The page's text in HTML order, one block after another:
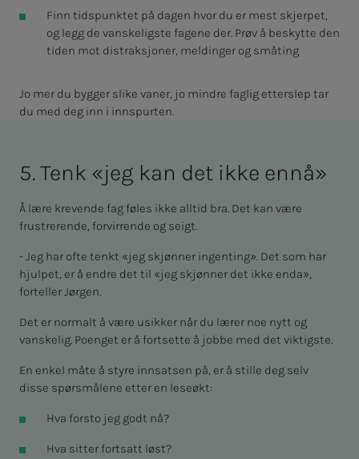
Finn tidspunktet på dagen hvor du er mest skjerpet,
og legg de vanskeligste fagene der. Prøv å beskytte den
tiden mot distraksjoner, meldinger og småting
Jo mer du bygger slike vaner, jo mindre faglig etterslep tar
du med deg inn i innspurten.
5. Tenk «jeg kan det ikke enn­å»
Å lære krevende fag føles ikke alltid bra. Det kan være
frustrerende, forvirrende og seigt.
- Jeg har ofte tenkt «jeg skjønner ingenting». Det som har
hjulpet, er å endre det til «jeg skjønner det ikke enda»,
forteller Jørgen.
Det er normalt å være usikker når du lærer noe nytt og
vanskelig. Poenget er å fortsette å jobbe med det viktigste.
En enkel måte å styre innsatsen på, er å stille deg selv
disse spørsmålene etter en leseøkt:
Hva forsto jeg godt nå?
Hva sitter fortsatt løst?